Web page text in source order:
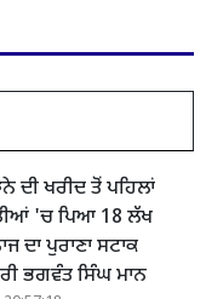
ਦੀ ਖਰੀਦ ਤੋਂ ਪਹਿਲਾਂ
'ਚ ਪਿਆ 18 ਲੱਖ
ਦਾ ਪੁਰਾਣਾ ਸਟਾਕ
ਭਗਵੰਤ ਸਿੰਘ ਮਾਨ